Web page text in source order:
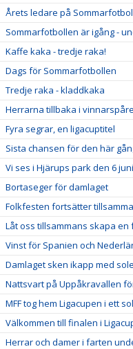
Årets ledare på
Sommarfotbollen är igång -
Kaffe kaka - tredje raka!
Dags för Sommarfotbollen
Tredje raka - kladdkaka
Herrarna tillbaka i
Fyra segrar, en ligacuptitel
Sista chansen för den här
Vi ses i Hjärups park den 6
Bortaseger för damlaget
Folkfesten fortsätter
Låt oss tillsammans skapa
Vinst för Spanien och
Damlaget sken ikapp med
Nattsvart på Uppåkravallen
MFF tog hem Ligacupen i ett
Välkommen till finalen i
Herrar och damer i farten